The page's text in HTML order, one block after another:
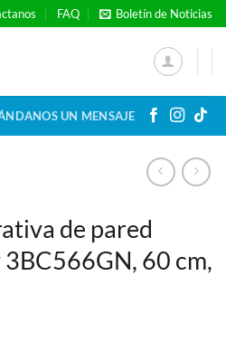
FAQ Boletín de Noticias
UN MENSAJE
de pared
60 cm,